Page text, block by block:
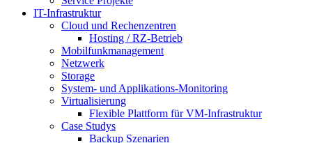
IT-Infrastruktur
Cloud und Rechenzentren
Hosting / RZ-Betrieb
Mobilfunkmanagement
Netzwerk
Storage
System- und Applikations-Monitoring
Virtualisierung
Flexible Plattform für VM-Infrastruktur
Case Studys
Backup Szenarien